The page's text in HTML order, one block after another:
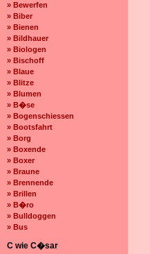
» Bewerfen
» Biber
» Bienen
» Bildhauer
» Biologen
» Bischoff
» Blaue
» Blitze
» Blumen
» B�se
» Bogenschiessen
» Bootsfahrt
» Borg
» Boxende
» Boxer
» Braune
» Brennende
» Brillen
» B�ro
» Bulldoggen
» Bus
C wie C�sar